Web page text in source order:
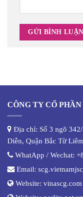
CÔNG TY CỔ
Địa chỉ: Số 3 ngõ
Diễn, Quận Bắc Từ
WhatApp / Wechat:
Email:
Website: vinascg.com